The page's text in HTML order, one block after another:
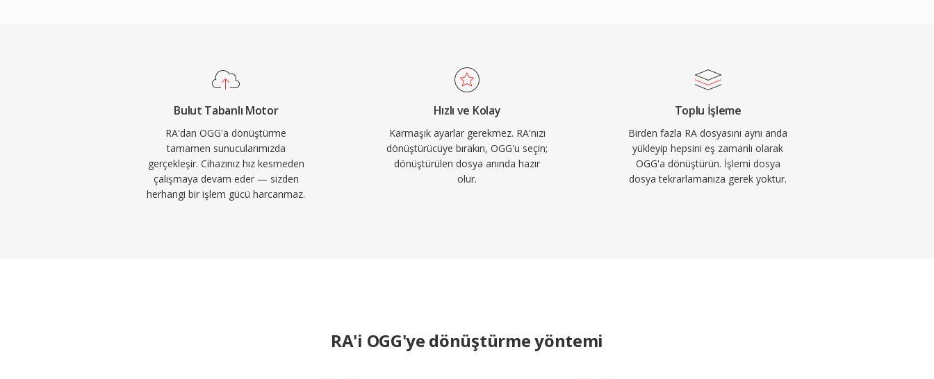
hızlarında kalite düşüşünü birçok rakibinden daha zarif biçimde
yönetir — bu yüzden depolama alanının kısıtlı olduğu ve binlerce
ses efektinin alan için yarıştığı video oyunlarında popülerliğini
korumaktadır. VLC, Firefox, Chrome ve Android yerel Vorbis kod
çözme desteği sunar.
Bulut Tabanlı Motor
RA'dan OGG'a dönüştürme
tamamen sunucularımızda
gerçekleşir. Cihazınız hız kesmeden
çalışmaya devam eder — sizden
herhangi bir işlem gücü harcanmaz.
Hızlı ve Kolay
Karmaşık ayarlar gerekmez. RA'nızı
dönüştürücüye bırakın, OGG'u seçin;
dönüştürülen dosya anında hazır
olur.
Toplu İşleme
Birden fazla RA dosyasını aynı anda
yükleyip hepsini eş zamanlı olarak
OGG'a dönüştürün. İşlemi dosya
dosya tekrarlamanıza gerek yoktur.
RA'i OGG'ye dönüştürme yöntemi